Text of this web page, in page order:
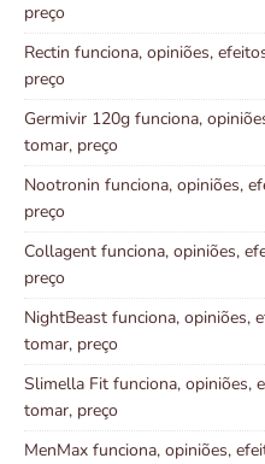
preço
Rectin funciona, opiniões,
preço
Germivir 120g funciona,
tomar, preço
Nootronin funciona, opiniões,
preço
Collagent funciona, opiniões,
preço
NightBeast funciona, opiniões,
tomar, preço
Slimella Fit funciona, opiniões,
tomar, preço
MenMax funciona, opiniões,